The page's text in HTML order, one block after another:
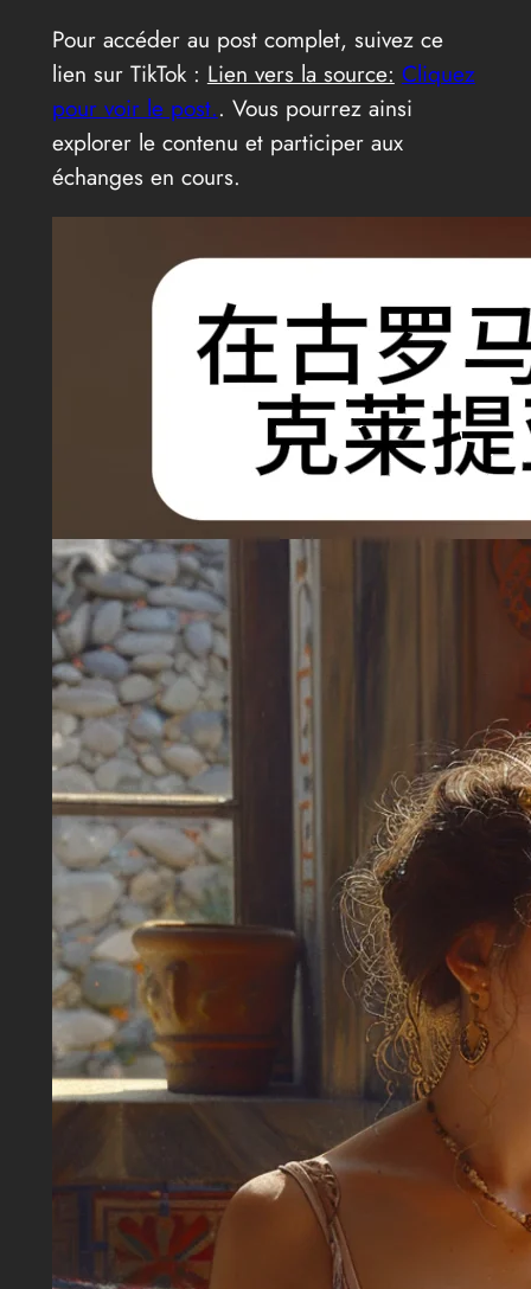
Pour accéder au post complet, suivez ce
lien sur TikTok : Lien vers la source: Cliquez
pour voir le post.. Vous pourrez ainsi
explorer le contenu et participer aux
échanges en cours.